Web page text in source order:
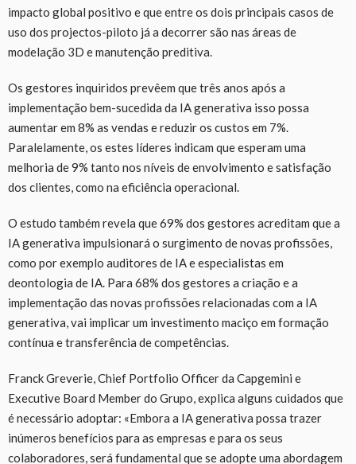
impacto global positivo e que entre os dois principais casos de
uso dos projectos-piloto já a decorrer são nas áreas de
modelação 3D e manutenção preditiva.
Os gestores inquiridos prevêem que três anos após a
implementação bem-sucedida da IA generativa isso possa
aumentar em 8% as vendas e reduzir os custos em 7%.
Paralelamente, os estes líderes indicam que esperam uma
melhoria de 9% tanto nos níveis de envolvimento e satisfação
dos clientes, como na eficiência operacional.
O estudo também revela que 69% dos gestores acreditam que a
IA generativa impulsionará o surgimento de novas profissões,
como por exemplo auditores de IA e especialistas em
deontologia de IA. Para 68% dos gestores a criação e a
implementação das novas profissões relacionadas com a IA
generativa, vai implicar um investimento maciço em formação
contínua e transferência de competências.
Franck Greverie, Chief Portfolio Officer da Capgemini e
Executive Board Member do Grupo, explica alguns cuidados que
é necessário adoptar: «Embora a IA generativa possa trazer
inúmeros benefícios para as empresas e para os seus
colaboradores, será fundamental que se adopte uma abordagem